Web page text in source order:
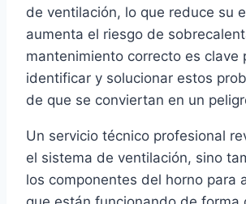
de ventilación, lo que reduce su
aumenta el riesgo de
mantenimiento correcto es clave
identificar y solucionar estos
de que se conviertan en un
Un servicio técnico profesional
el sistema de ventilación, sino
los componentes del horno para